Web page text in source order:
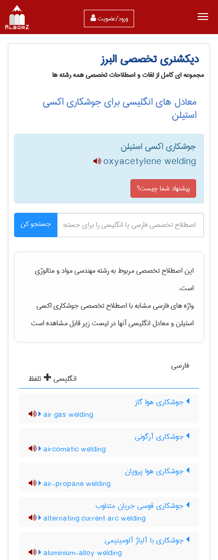
ورود/عضویت
دیکشنری تخصصی البرز
مجموعه ای کامل از لغات و اصطلاحات تخصصی همه رشته ها
معادل های انگلیسی برای جوشکاری اکسی
استیلن
جوشکاری اکسی استیلن
oxyacetylene welding
پیشنهاد شما چیست؟
جستجو کن
این اصطلاح تخصصی مربوط به رشتهمهندسی مواد و متالوژی
است.
واژه های فارسی مشابه با اصطلاح تخصصیجوشکاری اکسی
استیلنو معادل انگلیسی آنها در لیست زیر قابل مشاهده است
فارسی
انگلیسی
تلفظ
جوشکاری هوا گاز
air gas welding
جوشکاری آرگونی
aircomatic welding
جوشکاری هوا پروپان
air-propane welding
جوشکاری قوسی جریان متناوب
alternating current arc welding
جوشکاری با آلیاژ آلومینیمی
aluminium-alloy welding